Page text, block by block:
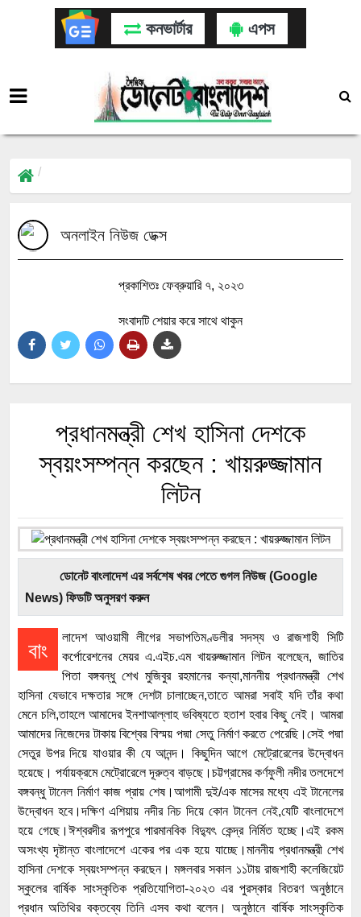
কনভার্টার এপস
অনলাইন নিউজ ডেক্স
প্রকাশিতঃ ফেব্রুয়ারি ৭, ২০২৩
সংবাদটি শেয়ার করে সাথে থাকুন
প্রধানমন্ত্রী শেখ হাসিনা দেশকে
স্বয়ংসম্পন্ন করছেন : খায়রুজ্জামান
লিটন
ডোনেট বাংলাদেশ এর সর্বশেষ খবর পেতে গুগল নিউজ (Google
News) ফিডটি অনুসরণ করুন
বাং
লাদেশ আওয়ামী লীগের সভাপতিমণ্ডলীর সদস্য ও রাজশাহী সিটি
কর্পোরেশনের মেয়র এ.এইচ.এম খায়রুজ্জামান লিটন বলেছেন, জাতির
পিতা বঙ্গবন্ধু শেখ মুজিবুর রহমানের কন্যা,মাননীয় প্রধানমন্ত্রী শেখ
হাসিনা যেভাবে দক্ষতার সঙ্গে দেশটা চালাচ্ছেন,তাতে আমরা সবাই যদি তাঁর কথা
মেনে চলি,তাহলে আমাদের ইনশাআল্লাহ ভবিষ্যতে হতাশ হবার কিছু নেই। আমরা
আমাদের নিজেদের টাকায় বিশ্বের বিস্ময় পদ্মা সেতু নির্মাণ করতে পেরেছি।সেই পদ্মা
সেতুর উপর দিয়ে যাওয়ার কী যে আনন্দ। কিছুদিন আগে মেট্রোরেলের উদ্বোধন
হয়েছে। পর্যায়ক্রমে মেট্রোরেলে দূরুত্ব বাড়ছে।চট্টগ্রামের কর্ণফুলী নদীর তলদেশে
বঙ্গবন্ধু টানেল নির্মাণ কাজ প্রায় শেষ।আগামী দুই/এক মাসের মধ্যে এই টানেলের
উদ্বোধন হবে।দক্ষিণ এশিয়ায় নদীর নিচ দিয়ে কোন টানেল নেই,যেটি বাংলাদেশে
হয়ে গেছে।ঈশ্বরদীর রূপপুরে পারমানবিক বিদ্যুৎ কেন্দ্র নির্মিত হচ্ছে।এই রকম
অসংখ্য দৃষ্টান্ত বাংলাদেশে একের পর এক হয়ে যাচ্ছে।মাননীয় প্রধানমন্ত্রী শেখ
হাসিনা দেশকে স্বয়ংসম্পন্ন করছেন। মঙ্গলবার সকাল ১১টায় রাজশাহী কলেজিয়েট
স্কুলের বার্ষিক সাংস্কৃতিক প্রতিযোগিতা-২০২৩ এর পুরস্কার বিতরণ অনুষ্ঠানে
প্রধান অতিথির বক্তব্যে তিনি এসব কথা বলেন। অনুষ্ঠানে বার্ষিক সাংস্কৃতিক